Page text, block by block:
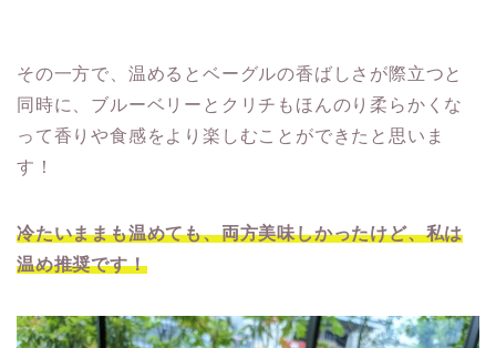
その一方で、温めるとベーグルの香ばしさが際立つと
同時に、ブルーベリーとクリチもほんのり柔らかくな
って香りや食感をより楽しむことができたと思いま
す！
冷たいままも温めても、両方美味しかったけど、私は
温め推奨です！